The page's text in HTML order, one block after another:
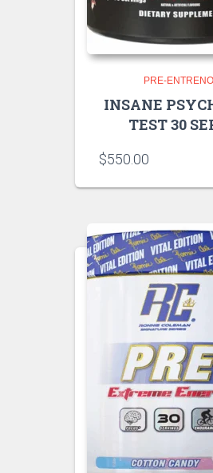
PRE-ENTRENO
INSANE
TEST 30
$550.00